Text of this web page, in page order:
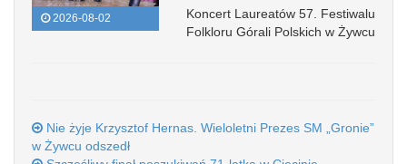
2026-08-02
Koncert Laureatów 57. Festiwalu
Folkloru Górali Polskich w Żywcu
Nie żyje Krzysztof Hernas. Wieloletni Prezes SM „Gronie”
w Żywcu odszedł